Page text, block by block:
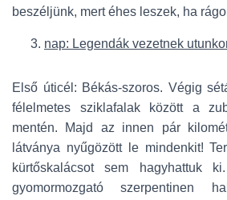
beszéljünk, mert éhes leszek, ha
nap: Legendák vezetnek
Első úticél: Békás-szoros. Végig
félelmetes sziklafalak között a
mentén. Majd az innen pár
látványa nyűgözött le mindenkit!
kürtőskalácsot sem hagyhattuk
gyomormozgató szerpentinen